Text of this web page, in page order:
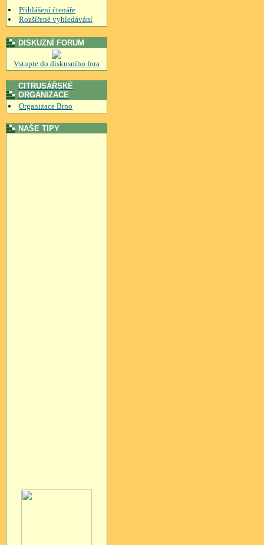
Přihlášení čtenáře
Rozšířené vyhledávání
DISKUZNÍ FORUM
Vstupte do diskusního fora
CITRUSÁŘSKÉ
ORGANIZACE
Organizace Brno
NAŠE TIPY